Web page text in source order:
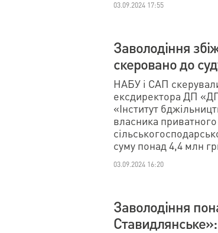
03.09.2024 17:55
Заволодіння
скеровано до
НАБУ і САП
ексдиректора ДП
«Інститут
власника
суму понад 4,4 млн
03.09.2024 16:20
Заволодіння